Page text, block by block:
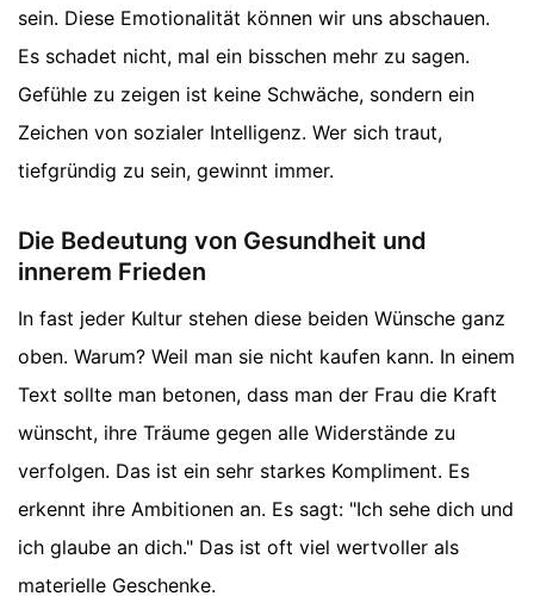
sein. Diese Emotionalität können wir uns abschauen.
Es schadet nicht, mal ein bisschen mehr zu sagen.
Gefühle zu zeigen ist keine Schwäche, sondern ein
Zeichen von sozialer Intelligenz. Wer sich traut,
tiefgründig zu sein, gewinnt immer.
Die Bedeutung von Gesundheit und
innerem Frieden
In fast jeder Kultur stehen diese beiden Wünsche ganz
oben. Warum? Weil man sie nicht kaufen kann. In einem
Text sollte man betonen, dass man der Frau die Kraft
wünscht, ihre Träume gegen alle Widerstände zu
verfolgen. Das ist ein sehr starkes Kompliment. Es
erkennt ihre Ambitionen an. Es sagt: "Ich sehe dich und
ich glaube an dich." Das ist oft viel wertvoller als
materielle Geschenke.